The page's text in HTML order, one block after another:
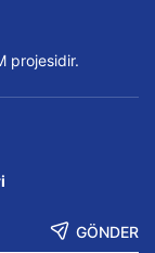
projesidir.
GÖNDER